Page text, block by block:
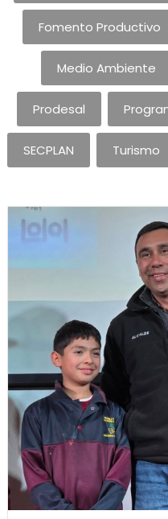
Fomento Productivo
Medio Ambiente
Prodesal
SECPLAN Turismo